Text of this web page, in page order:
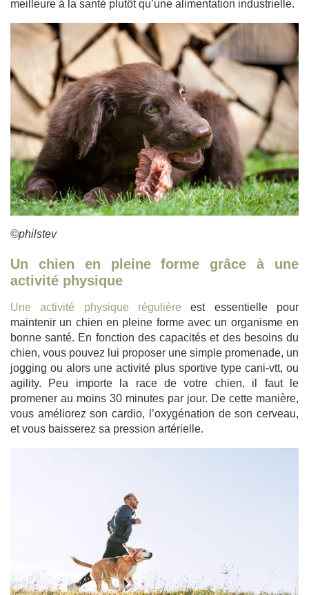
meilleure à la santé plutôt qu’une alimentation industrielle.
©philstev
Un chien en pleine forme grâce à une
activité physique
Une activité physique régulière est essentielle pour
maintenir un chien en pleine forme avec un organisme en
bonne santé. En fonction des capacités et des besoins du
chien, vous pouvez lui proposer une simple promenade, un
jogging ou alors une activité plus sportive type cani-vtt, ou
agility. Peu importe la race de votre chien, il faut le
promener au moins 30 minutes par jour. De cette manière,
vous améliorez son cardio, l’oxygénation de son cerveau,
et vous baisserez sa pression artérielle.